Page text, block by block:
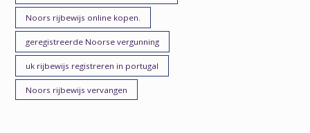
Noors rijbewijs online kopen.
geregistreerde Noorse vergunning
uk rijbewijs registreren in portugal
Noors rijbewijs vervangen